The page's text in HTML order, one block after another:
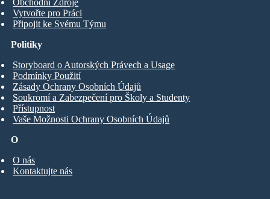
Vytvořte pro Práci
Připojit ke Svému Týmu
O
O nás
Kontaktujte nás
Politiky
Storyboard o Autorských Právech a Usage
Podmínky Použití
Zásady Ochrany Osobních Údajů
Soukromí a Zabezpečení pro Školy a Studenty
Přístupnost
Vaše Možnosti Ochrany Osobních Údajů